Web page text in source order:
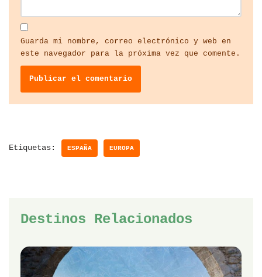
Guarda mi nombre, correo electrónico y web en
este navegador para la próxima vez que comente.
Etiquetas: ESPAÑA EUROPA
Destinos Relacionados